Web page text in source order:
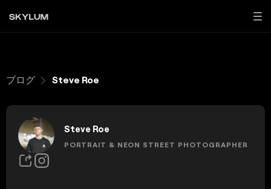
ブログ Steve Roe
Steve Roe
PORTRAIT & NEON STREET PHOTOGRAPHER